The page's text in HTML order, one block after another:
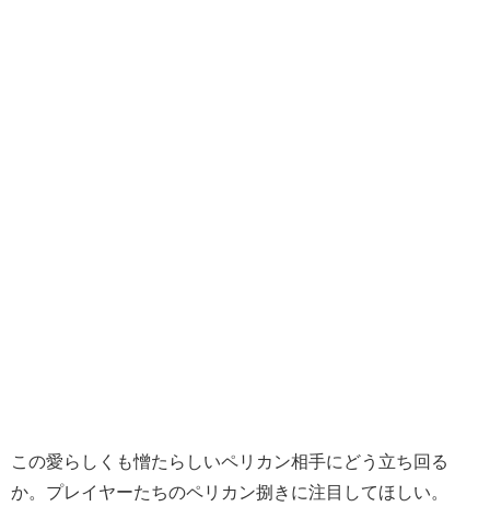
この愛らしくも憎たらしいペリカン相手にどう立ち回る
か。プレイヤーたちのペリカン捌きに注目してほしい。